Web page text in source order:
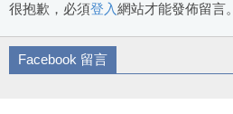
很抱歉，必須登入網站才能發佈留言。
Facebook 留言